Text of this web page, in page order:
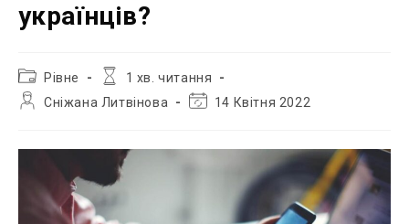
українців?
Категорія
запису:
Рівне
Час
1 хв. читання
АвторСніжана Литвінова
Остання14 Квітня 2022